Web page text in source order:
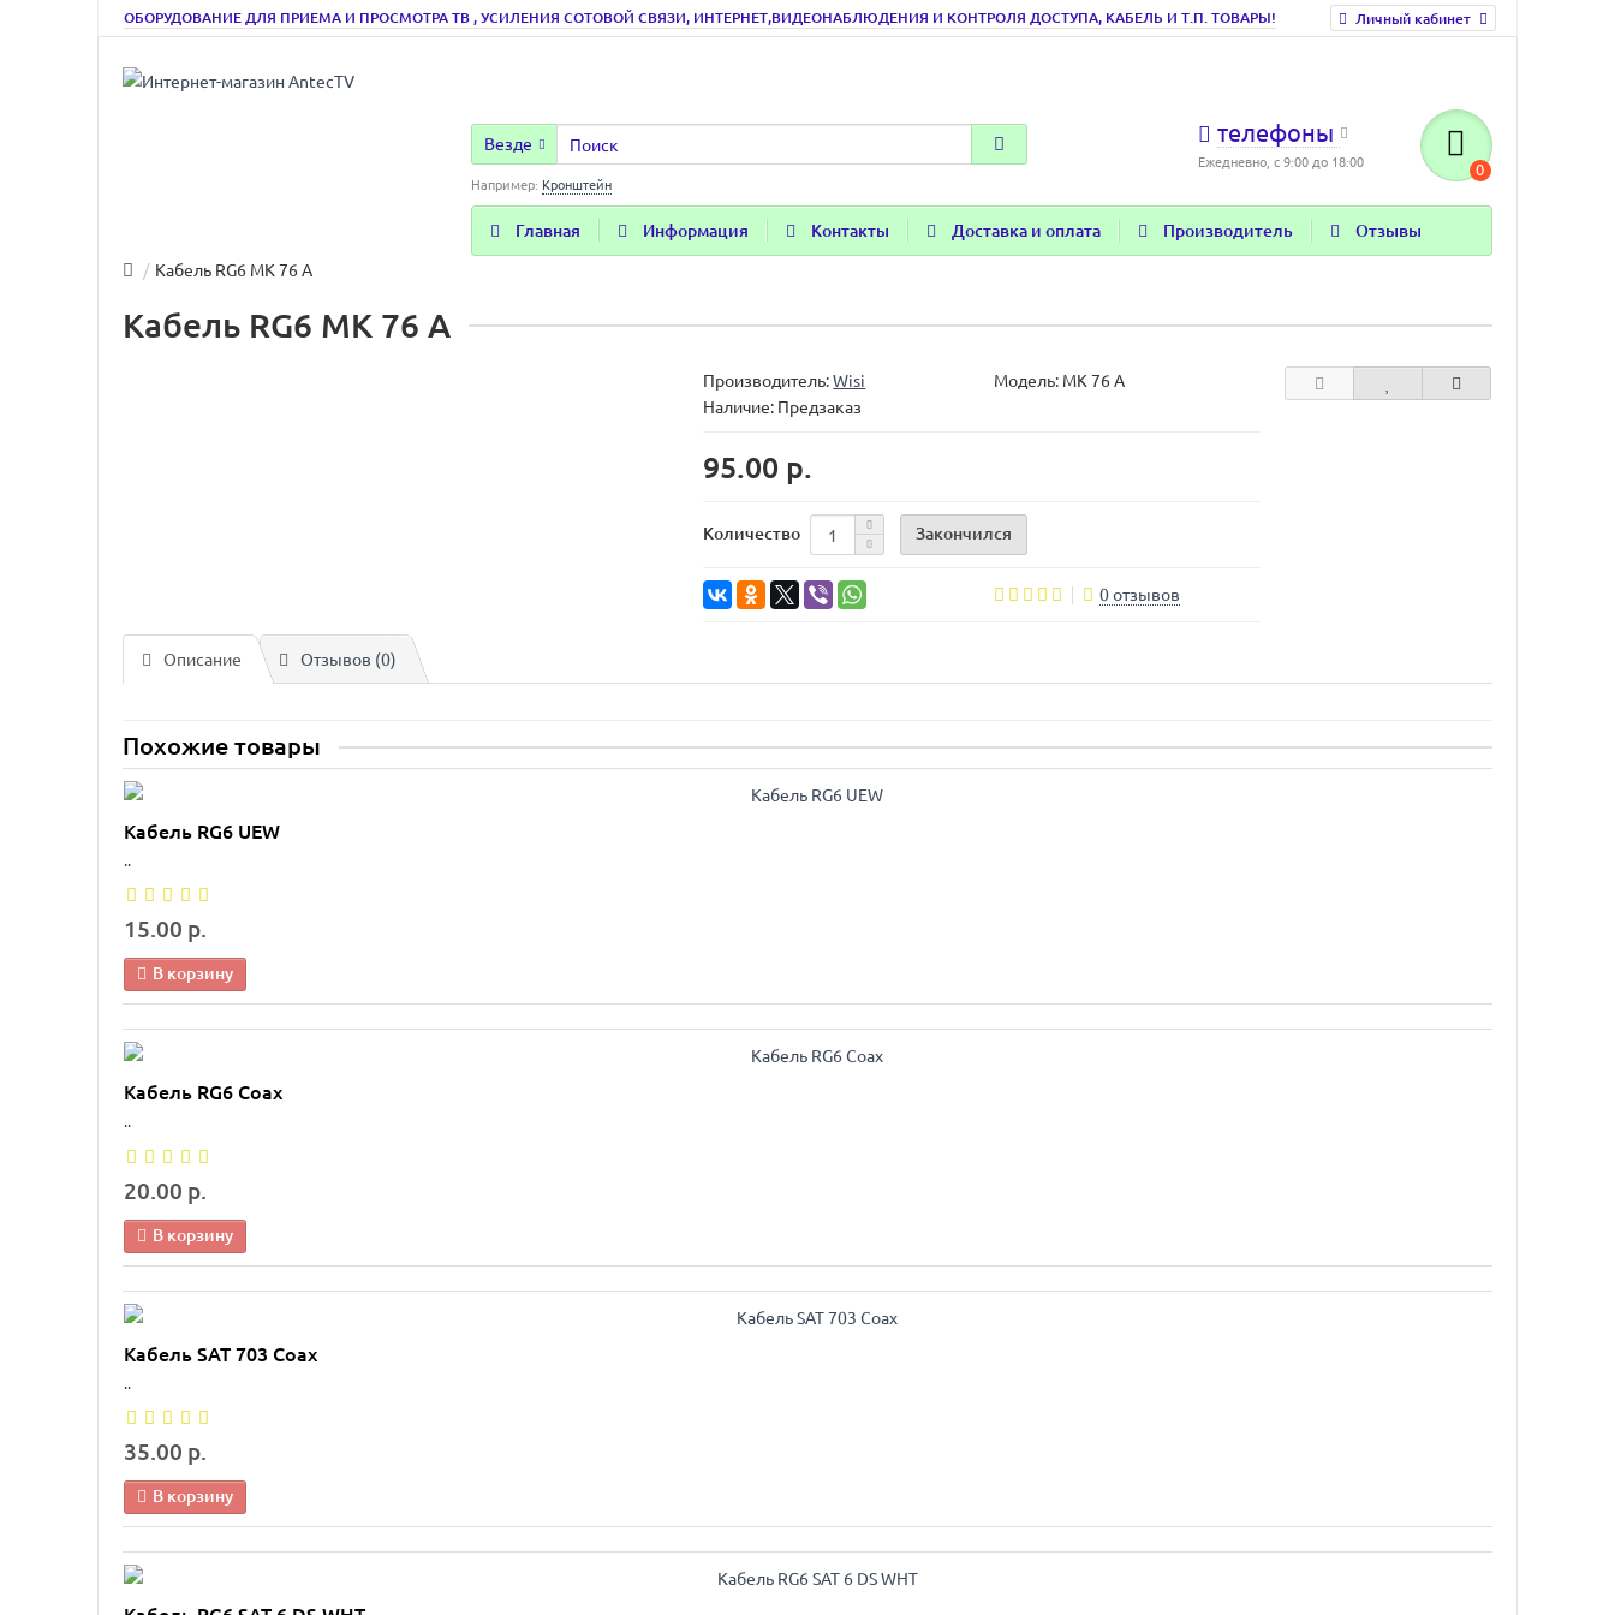
Личный кабинет
ОБОРУДОВАНИЕ ДЛЯ ПРИЕМА И ПРОСМОТРА ТВ , УСИЛЕНИЯ СОТОВОЙ СВЯЗИ, ИНТЕРНЕТ,ВИДЕОНАБЛЮДЕНИЯ И КОНТРОЛЯ ДОСТУПА, КАБЕЛЬ И Т.П. ТОВАРЫ!
телефоны
Ежедневно, с 9:00 до 18:00 0
Везде
Например: Кронштейн
Главная Информация Контакты Доставка и оплата Производитель Отзывы
Кабель RG6 MK 76 A
Кабель RG6 MK 76 A
Производитель:Wisi Модель: MK 76 A
Наличие: Предзаказ
95.00 р.
Количество Закончился
0 отзывов
Описание Отзывов (0)
Похожие товары
Кабель RG6 UEW
..
15.00 р.
В корзину
Кабель RG6 Coax
..
20.00 р.
В корзину
Кабель SAT 703 Coax
..
35.00 р.
В корзину